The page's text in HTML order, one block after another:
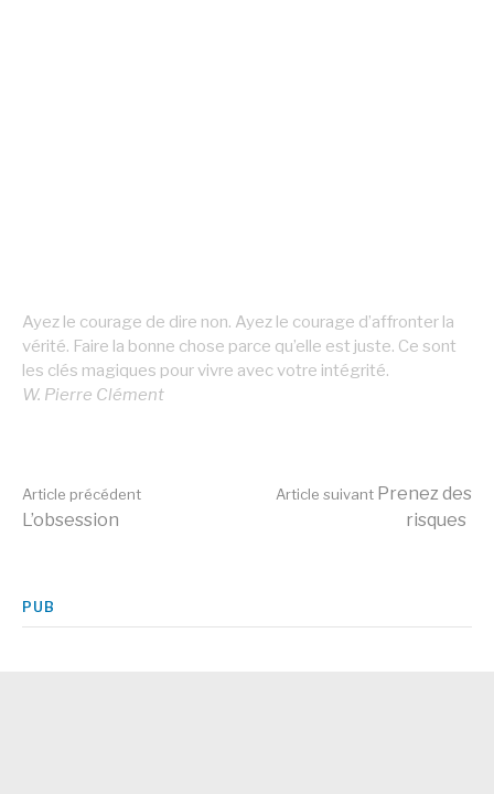
Ayez le courage de dire non. Ayez le courage d’affronter la
vérité. Faire la bonne chose parce qu’elle est juste. Ce sont
les clés magiques pour vivre avec votre intégrité.
W. Pierre Clément
Lire
la
Article précédent
L’obsession
Article suivant Prenez des
risques
PUB